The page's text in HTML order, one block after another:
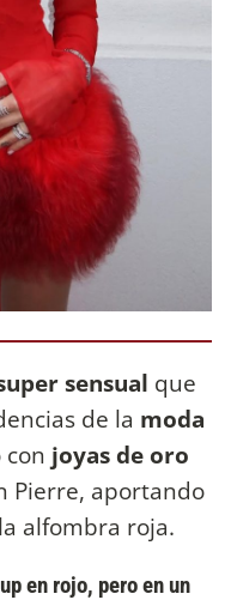
sensual que
de la moda
joyas de oro
Pierre, aportando
alfombra roja.
en rojo, pero en un